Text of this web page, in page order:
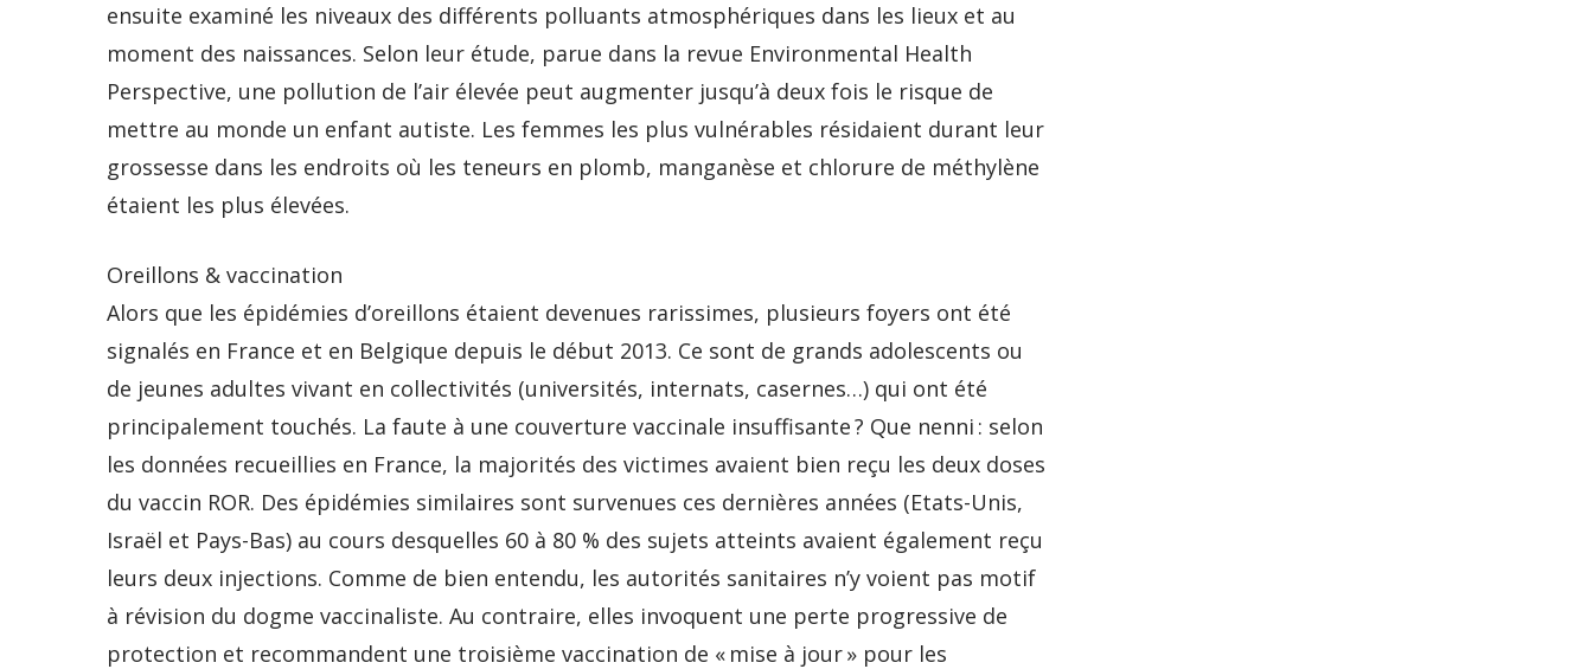
ensuite examiné les niveaux des différents polluants atmosphériques dans les lieux et au
moment des naissances. Selon leur étude, parue dans la revue Environmental Health
Perspective, une pollution de l’air élevée peut augmenter jusqu’à deux fois le risque de
mettre au monde un enfant autiste. Les femmes les plus vulnérables résidaient durant leur
grossesse dans les endroits où les teneurs en plomb, manganèse et chlorure de méthylène
étaient les plus élevées.
Oreillons & vaccination
Alors que les épidémies d’oreillons étaient devenues rarissimes, plusieurs foyers ont été
signalés en France et en Belgique depuis le début 2013. Ce sont de grands adolescents ou
de jeunes adultes vivant en collectivités (universités, internats, casernes…) qui ont été
principalement touchés. La faute à une couverture vaccinale insuffisante ? Que nenni : selon
les données recueillies en France, la majorités des victimes avaient bien reçu les deux doses
du vaccin ROR. Des épidémies similaires sont survenues ces dernières années (Etats-Unis,
Israël et Pays-Bas) au cours desquelles 60 à 80 % des sujets atteints avaient également reçu
leurs deux injections. Comme de bien entendu, les autorités sanitaires n’y voient pas motif
à révision du dogme vaccinaliste. Au contraire, elles invoquent une perte progressive de
protection et recommandent une troisième vaccination de « mise à jour » pour les